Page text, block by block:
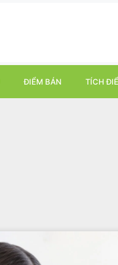
ĐIỂM BÁN TÍCH